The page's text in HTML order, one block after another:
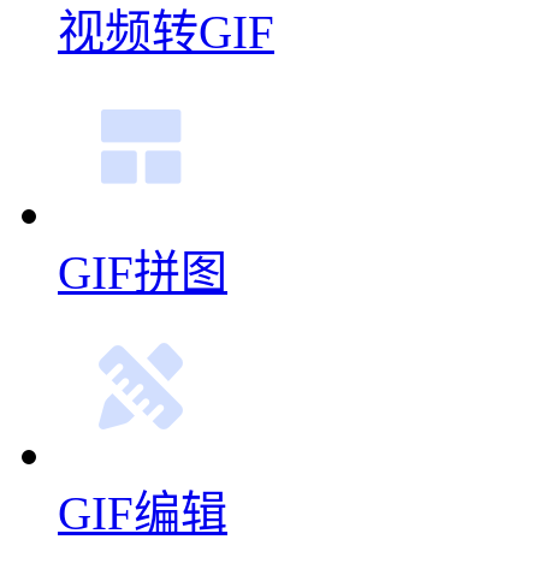
视频转GIF
GIF拼图
GIF编辑